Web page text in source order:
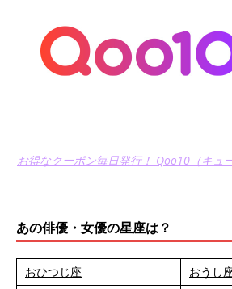
お得なクーポン毎日発行！ Qoo10（キュ
あの俳優・女優の星座は？
おひつじ座
おうし